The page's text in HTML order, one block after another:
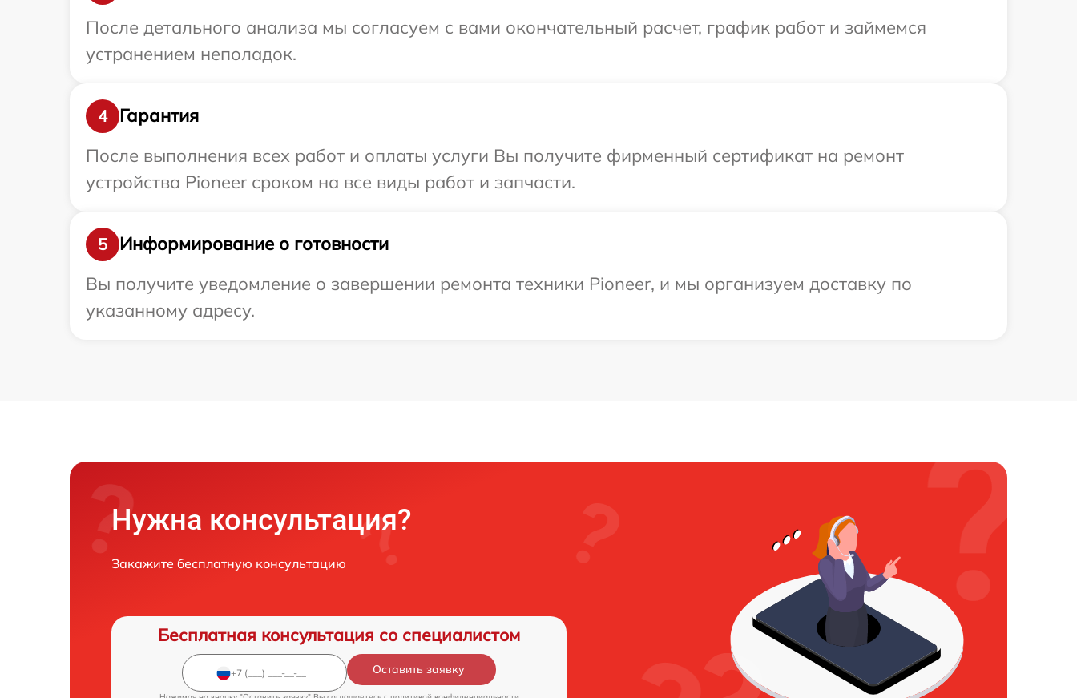
После детального анализа мы согласуем с вами окончательный расчет, график работ и займемся
устранением неполадок.
4
Гарантия
После выполнения всех работ и оплаты услуги Вы получите фирменный сертификат на ремонт
устройства Pioneer сроком на все виды работ и запчасти.
5
Информирование о готовности
Вы получите уведомление о завершении ремонта техники Pioneer, и мы организуем доставку по
указанному адресу.
Нужна консультация?
Закажите бесплатную консультацию
Бесплатная консультация со специалистом
Оставить заявку